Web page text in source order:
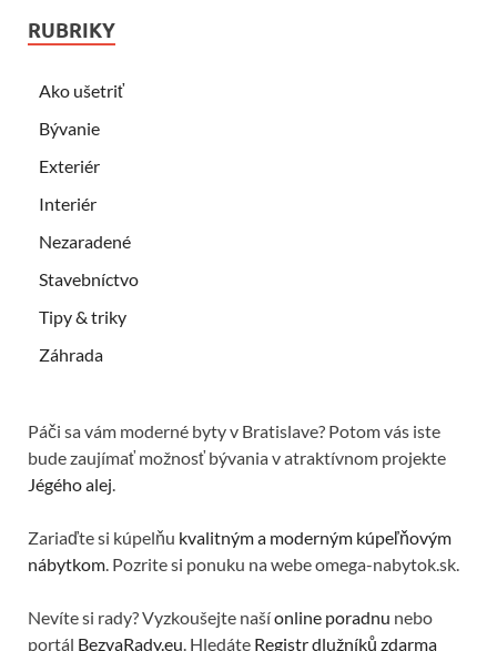
RUBRIKY
Ako ušetriť
Bývanie
Exteriér
Interiér
Nezaradené
Stavebníctvo
Tipy & triky
Záhrada
Páči sa vám moderné byty v Bratislave? Potom vás iste
bude zaujímať možnosť bývania v atraktívnom projekte
Jégého alej.
Zariaďte si kúpelňu kvalitným a moderným kúpeľňovým
nábytkom. Pozrite si ponuku na webe omega-nabytok.sk.
Nevíte si rady? Vyzkoušejte našíonline poradnu nebo
portál BezvaRady.eu. Hledáte Registr dlužníků zdarma